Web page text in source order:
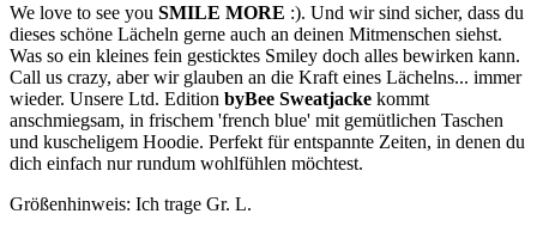
We love to see you SMILE MORE :). Und wir sind sicher, dass du
dieses schöne Lächeln gerne auch an deinen Mitmenschen siehst.
Was so ein kleines fein gesticktes Smiley doch alles bewirken kann.
Call us crazy, aber wir glauben an die Kraft eines Lächelns... immer
wieder. Unsere Ltd. Edition byBee Sweatjacke kommt
anschmiegsam, in frischem 'french blue' mit gemütlichen Taschen
und kuscheligem Hoodie. Perfekt für entspannte Zeiten, in denen du
dich einfach nur rundum wohlfühlen möchtest.
Größenhinweis: Ich trage Gr. L.